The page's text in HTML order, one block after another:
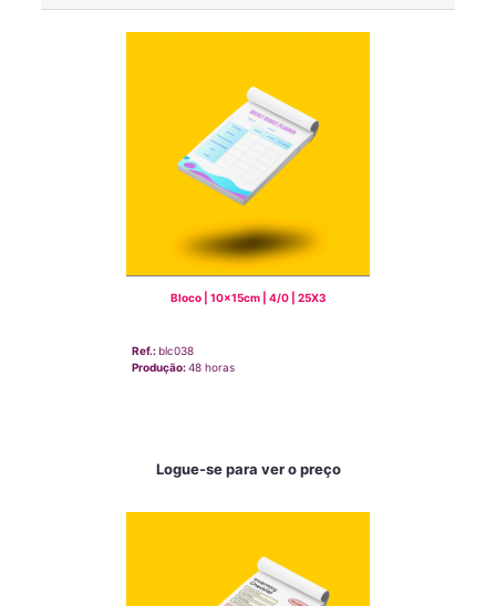
Bloco | 10x15cm | 4/0 | 25X3
Ref.:blc038
Produção:48 horas
Logue-se para ver o preço